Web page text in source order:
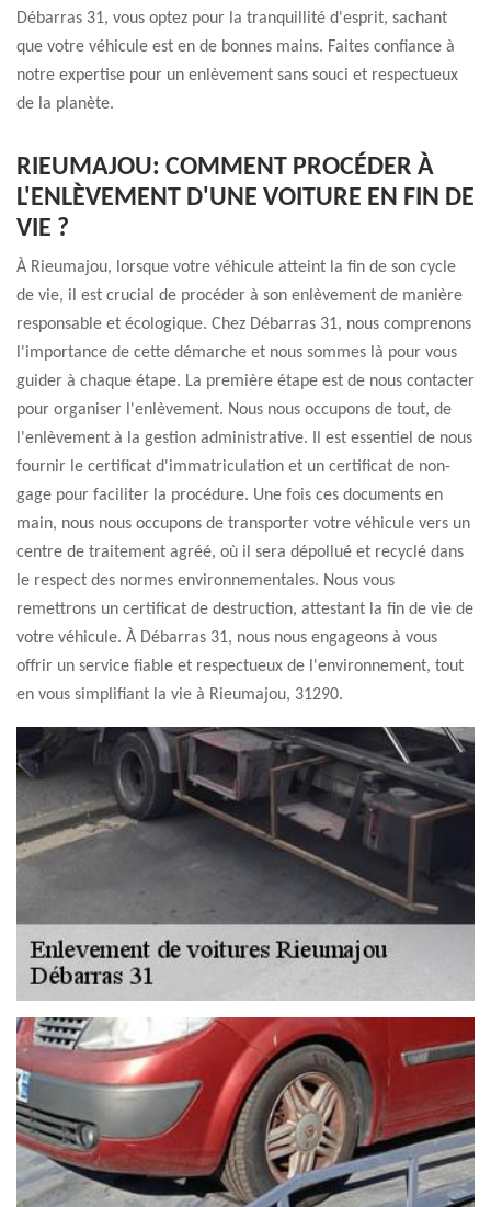
Débarras 31, vous optez pour la tranquillité d'esprit, sachant
que votre véhicule est en de bonnes mains. Faites confiance à
notre expertise pour un enlèvement sans souci et respectueux
de la planète.
RIEUMAJOU: COMMENT PROCÉDER À
L'ENLÈVEMENT D'UNE VOITURE EN FIN DE
VIE ?
À Rieumajou, lorsque votre véhicule atteint la fin de son cycle
de vie, il est crucial de procéder à son enlèvement de manière
responsable et écologique. Chez Débarras 31, nous comprenons
l'importance de cette démarche et nous sommes là pour vous
guider à chaque étape. La première étape est de nous contacter
pour organiser l'enlèvement. Nous nous occupons de tout, de
l'enlèvement à la gestion administrative. Il est essentiel de nous
fournir le certificat d'immatriculation et un certificat de non-
gage pour faciliter la procédure. Une fois ces documents en
main, nous nous occupons de transporter votre véhicule vers un
centre de traitement agréé, où il sera dépollué et recyclé dans
le respect des normes environnementales. Nous vous
remettrons un certificat de destruction, attestant la fin de vie de
votre véhicule. À Débarras 31, nous nous engageons à vous
offrir un service fiable et respectueux de l'environnement, tout
en vous simplifiant la vie à Rieumajou, 31290.